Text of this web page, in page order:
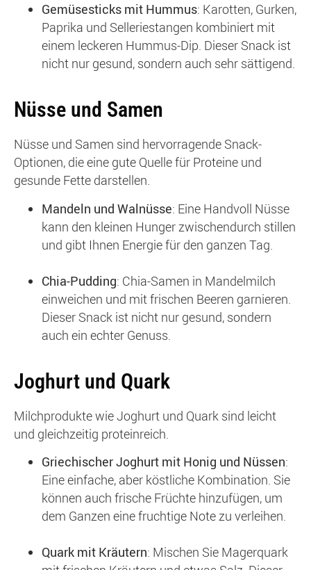
Gemüsesticks mit Hummus: Karotten, Gurken,
Paprika und Selleriestangen kombiniert mit
einem leckeren Hummus-Dip. Dieser Snack ist
nicht nur gesund, sondern auch sehr sättigend.
Nüsse und Samen
Nüsse und Samen sind hervorragende Snack-
Optionen, die eine gute Quelle für Proteine und
gesunde Fette darstellen.
Mandeln und Walnüsse: Eine Handvoll Nüsse
kann den kleinen Hunger zwischendurch stillen
und gibt Ihnen Energie für den ganzen Tag.
Chia-Pudding: Chia-Samen in Mandelmilch
einweichen und mit frischen Beeren garnieren.
Dieser Snack ist nicht nur gesund, sondern
auch ein echter Genuss.
Joghurt und Quark
Milchprodukte wie Joghurt und Quark sind leicht
und gleichzeitig proteinreich.
Griechischer Joghurt mit Honig und Nüssen:
Eine einfache, aber köstliche Kombination. Sie
können auch frische Früchte hinzufügen, um
dem Ganzen eine fruchtige Note zu verleihen.
Quark mit Kräutern: Mischen Sie Magerquark